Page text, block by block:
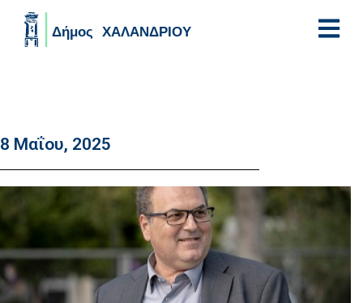
8 Μαΐου, 2025